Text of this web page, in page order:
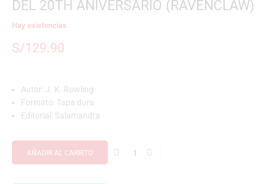
DEL 20TH ANIVERSARIO (RAVENCLAW)
Hay existencias
S/129.90
Autor: J. K. Rowling
Formato: Tapa dura
Editorial: Salamandra
AÑADIR AL CARRITO